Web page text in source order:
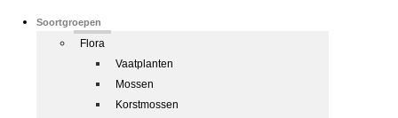
Soortgroepen
Flora
Vaatplanten
Mossen
Korstmossen